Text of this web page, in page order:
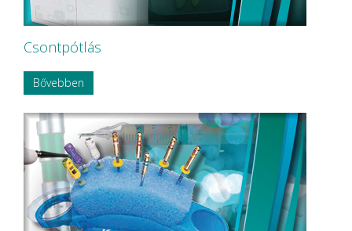
Csontpótlás
Bővebben